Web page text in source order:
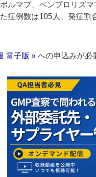
ルマブ、ペンブロリズ
症例数は105人、発症割
電子版 » への申込みが必